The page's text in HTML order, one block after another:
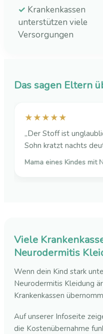
✓ Krankenkassen
unterstützen viele
Versorgungen
Das sagen Eltern
★★★★★
„Der Stoff ist
Sohn kratzt nachts
Mama eines Kindes mit
Viele
Neurodermitis
Wenn dein Kind stark
Neurodermitis Kleidung
Krankenkassen
Auf unserer Infoseite
die Kostenübernahme